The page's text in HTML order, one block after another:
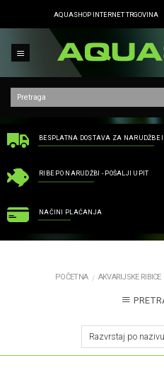
AQUASHOP INTERNET TRGOVINA
BESPLATNA DOSTAVA ZA NARUDŽBE
RIBE PO NARUDŽBI - POŠALJI UPIT
NAČINI PLAĆANJA
POČETNA / AKVARIJSKE RIBICE